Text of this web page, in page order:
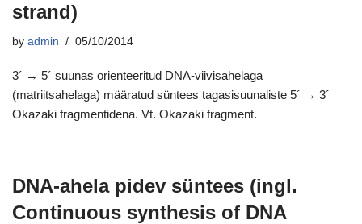
strand)
by admin 05/10/2014
3´ → 5´ suunas orienteeritud DNA-viivisahelaga
(matriitsahelaga) määratud süntees tagasisuunaliste 5´ → 3´
Okazaki fragmentidena. Vt. Okazaki fragment.
DNA-ahela pidev süntees (ingl.
Continuous synthesis of DNA